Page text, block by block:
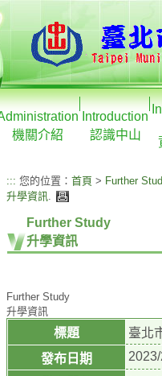
機關介紹
Introduction
認識中山
::: 您的位置： 首頁 > Further
升學資訊.
Further Study
升學資訊
Further Study
升學資訊
標題
臺北
發布日期